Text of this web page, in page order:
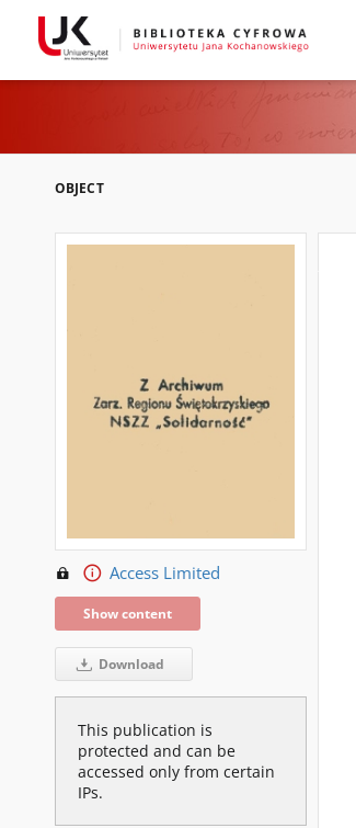
OBJECT
Access Limited
Show content
Download
This publication is
protected and can be
accessed only from certain
IPs.